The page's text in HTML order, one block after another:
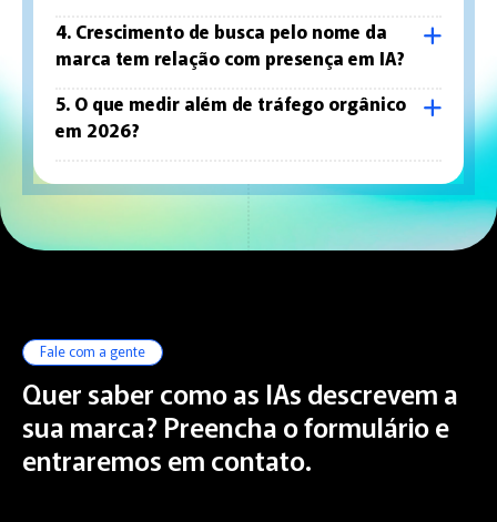
4. Crescimento de busca pelo nome da
marca tem relação com presença em IA?
5. O que medir além de tráfego orgânico
em 2026?
Fale com a gente
Quer saber como as IAs descrevem a
sua marca? Preencha o formulário e
entraremos em contato.